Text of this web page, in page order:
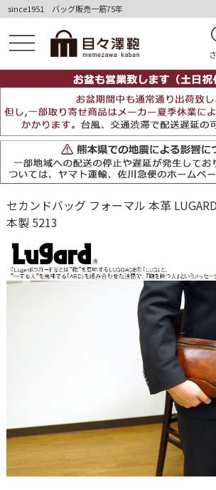
since1951 バッグ販売一筋75年
セカンドバッグ フォーマル 本革
本製 5213